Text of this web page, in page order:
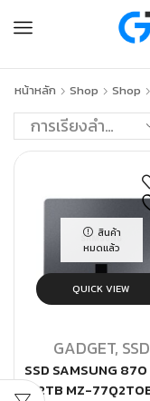
หน้าหลัก Shop Shop
สินค้า
หมดแล้ว
QUICK VIEW
GADGET, SSD
SSD SAMSUNG 870
2TB MZ-